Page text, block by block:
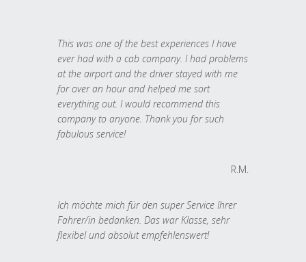
This was one of the best experiences I have
ever had with a cab company. I had problems
at the airport and the driver stayed with me
for over an hour and helped me sort
everything out. I would recommend this
company to anyone. Thank you for such
fabulous service!
R.M.
Ich möchte mich für den super Service Ihrer
Fahrer/in bedanken. Das war Klasse, sehr
flexibel und absolut empfehlenswert!